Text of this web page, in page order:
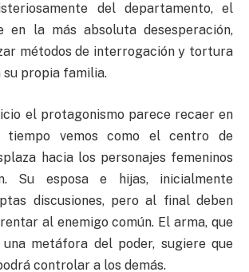
del departamento, el
en la más absoluta desesperación,
métodos de interrogación y tortura
propia familia.
el protagonismo parece recaer en
tiempo vemos como el centro de
hacia los personajes femeninos
Su esposa e hijas, inicialmente
discusiones, pero al final deben
al enemigo común. El arma, que
metáfora del poder, sugiere que
controlar a los demás.